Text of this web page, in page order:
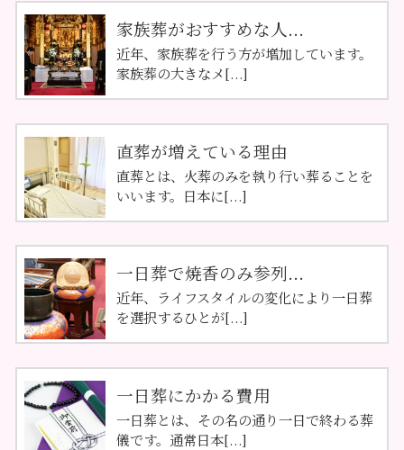
家族葬がおすすめな人...
近年、家族葬を行う方が増加しています。
家族葬の大きなメ[...]
直葬が増えている理由
直葬とは、火葬のみを執り行い葬ることを
いいます。日本に[...]
一日葬で焼香のみ参列...
近年、ライフスタイルの変化により一日葬
を選択するひとが[...]
一日葬にかかる費用
一日葬とは、その名の通り一日で終わる葬
儀です。通常日本[...]